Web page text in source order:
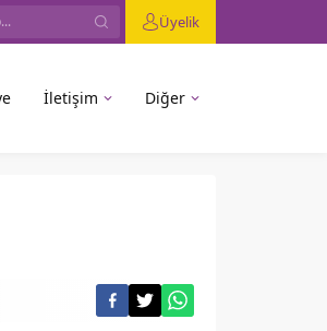
Üyelik
İletişim Diğer